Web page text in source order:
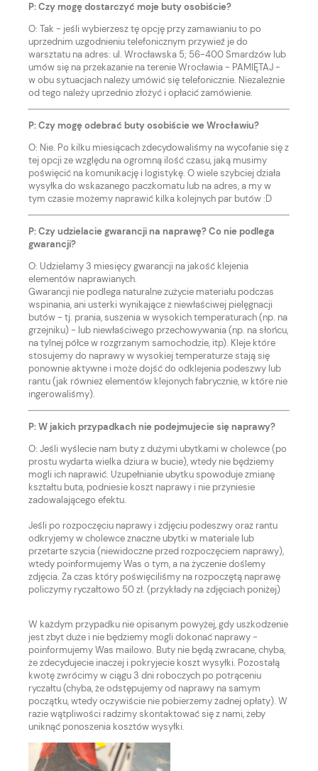
P: Czy mogę dostarczyć moje buty osobiście?
O: Tak - jeśli wybierzesz tę opcję przy zamawianiu to po
uprzednim uzgodnieniu telefonicznym przywieź je do
warsztatu na adres: ul. Wrocławska 5; 56-400 Smardzów lub
umów się na przekazanie na terenie Wrocławia - PAMIĘTAJ -
w obu sytuacjach należy umówić się telefonicznie. Niezależnie
od tego należy uprzednio złożyć i opłacić zamówienie.
P: Czy mogę odebrać buty osobiście we Wrocławiu?
O: Nie. Po kilku miesiącach zdecydowaliśmy na wycofanie się z
tej opcji ze względu na ogromną ilość czasu, jaką musimy
poświęcić na komunikację i logistykę. O wiele szybciej działa
wysyłka do wskazanego paczkomatu lub na adres, a my w
tym czasie możemy naprawić kilka kolejnych par butów :D
P: Czy udzielacie gwarancji na naprawę? Co nie podlega
gwarancji?
O: Udzielamy 3 miesięcy gwarancji na jakość klejenia
elementów naprawianych.
Gwarancji nie podlega naturalne zużycie materiału podczas
wspinania, ani usterki wynikające z niewłaściwej pielęgnacji
butów - tj. prania, suszenia w wysokich temperaturach (np. na
grzejniku) - lub niewłaściwego przechowywania (np. na słońcu,
na tylnej półce w rozgrzanym samochodzie, itp). Kleje które
stosujemy do naprawy w wysokiej temperaturze stają się
ponownie aktywne i może dojść do odklejenia podeszwy lub
rantu (jak również elementów klejonych fabrycznie, w które nie
ingerowaliśmy).
P: W jakich przypadkach nie podejmujecie się naprawy?
O: Jeśli wyślecie nam buty z dużymi ubytkami w cholewce (po
prostu wydarta wielka dziura w bucie), wtedy nie będziemy
mogli ich naprawić. Uzupełnianie ubytku spowoduje zmianę
kształtu buta, podniesie koszt naprawy i nie przyniesie
zadowalającego efektu.
Jeśli po rozpoczęciu naprawy i zdjęciu podeszwy oraz rantu
odkryjemy w cholewce znaczne ubytki w materiale lub
przetarte szycia (niewidoczne przed rozpoczęciem naprawy),
wtedy poinformujemy Was o tym, a na życzenie doślemy
zdjęcia. Za czas który poświęciliśmy na rozpoczętą naprawę
policzymy ryczałtowo 50 zł. (przykłady na zdjęciach poniżej)
W każdym przypadku nie opisanym powyżej, gdy uszkodzenie
jest zbyt duże i nie będziemy mogli dokonać naprawy -
poinformujemy Was mailowo. Buty nie będą zwracane, chyba,
że zdecydujecie inaczej i pokryjecie koszt wysyłki. Pozostałą
kwotę zwrócimy w ciągu 3 dni roboczych po potrąceniu
ryczałtu (chyba, że odstępujemy od naprawy na samym
początku, wtedy oczywiście nie pobierzemy żadnej opłaty). W
razie wątpliwości radzimy skontaktować się z nami, żeby
uniknąć ponoszenia kosztów wysyłki.